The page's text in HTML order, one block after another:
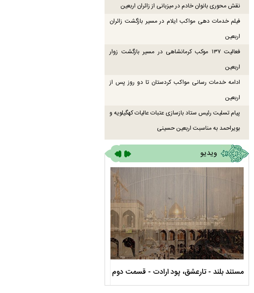
نقش محوری بانوان خادم در میزبانی از زائران اربعین
فیلم خدمات دهی مواکب ایلام در مسیر بازگشت زائران
اربعین
فعالیت ۱۳۷ موکب کرمانشاهی در مسیر بازگشت زوار
اربعین
ادامه خدمات رسانی مواکب کردستان تا دو روز پس از
اربعین
پیام تسلیت رئیس ستاد بازسازی عتبات عالیات کهگیلویه و
بویراحمد به مناسبت اربعین حسینی
ویدیو
مستند بلند - تارعشق، پود ارادت - قسمت دوم